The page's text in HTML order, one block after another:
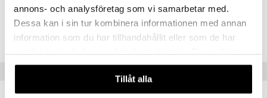
annons- och analysföretag som vi samarbetar med.
Dessa kan i sin tur kombinera informationen med annan
information som du har tillhandahållit eller som de har
våra cookies vid fortsatt användande av vår webbplats.
Tillåt alla
Tuotenumero
IUA54-1-XX
Suositut tuotteet